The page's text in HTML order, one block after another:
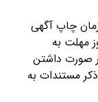
چاپ آگهی
روزنامه رسمی کشور ، به مدت ۳۰ روز مهلت به
صورت داشتن
مستندات به